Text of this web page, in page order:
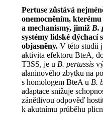
Pertuse zůstává
onemocněním,
a mechanismy, jimiž B.
systémy lidské dýchací
objasněny.V této studii
aktivita efektoru BteA,
T3SS, je u B. pertussis
alaninového zbytku na
s homologem BteA u B.
adaptace snižuje
zánětlivou odpověď
k akutnímu průběhu